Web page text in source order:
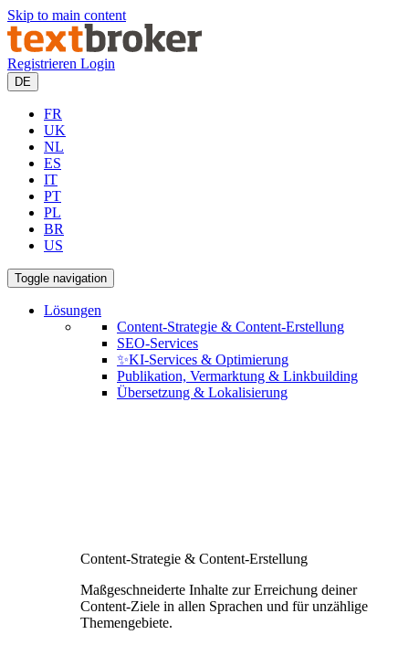
Skip to main content
Registrieren Login
DE
FR
UK
NL
ES
IT
PT
PL
BR
US
Toggle navigation
Lösungen
Content-Strategie & Content-Erstellung
SEO-Services
✨KI-Services & Optimierung
Publikation, Vermarktung & Linkbuilding
Übersetzung & Lokalisierung
Content-Strategie & Content-Erstellung
Maßgeschneiderte Inhalte zur Erreichung deiner
Content-Ziele in allen Sprachen und für unzählige
Themengebiete.